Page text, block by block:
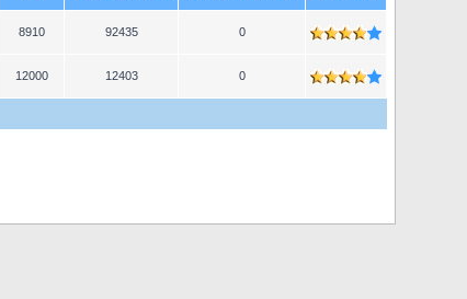
8910 92435 0
12000 12403 0